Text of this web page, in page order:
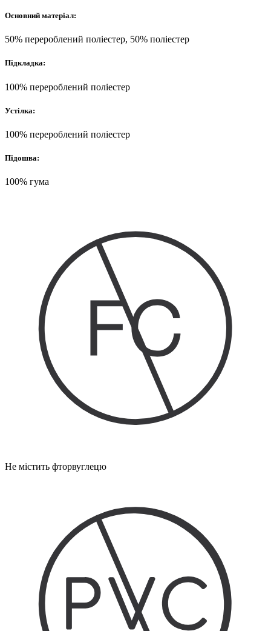
Основний матеріал:
50% перероблений поліестер, 50% поліестер
Підкладка:
100% перероблений поліестер
Устілка:
100% перероблений поліестер
Підошва:
100% гума
Не містить фторвуглецю